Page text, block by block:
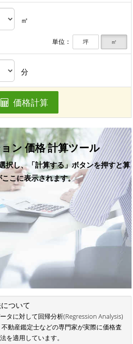
㎡
単位： 坪 ㎡
分
価格計算
ン 価格 計算ツール
択し、「計算する」ボタンを押すと算
こに表示されます。
ついて
タに対して回帰分析(Regression Analysis)
動産鑑定士などの専門家が実際に価格査
を適用しています。